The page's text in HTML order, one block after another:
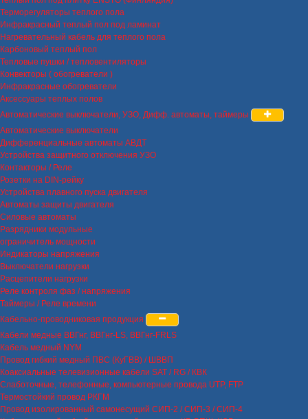
Терморегуляторы теплого пола
Инфракрасный теплый пол под ламинат
Нагревательный кабель для теплого пола
Карбоновый теплый пол
Тепловые пушки / тепловентиляторы
Конвекторы ( обогреватели )
Инфракрасные обогреватели
Аксессуары теплых полов
Автоматические выключатели, УЗО, Дифф. автоматы, таймеры
Автоматические выключатели
Дифференциальные автоматы АВДТ
Устройства защитного отключения УЗО
Контакторы / Реле
Розетки на DIN-рейку
Устройства плавного пуска двигателя
Автоматы защиты двигателя
Силовые автоматы
Разрядники модульные
ограничитель мощности
Индикаторы напряжения
Выключатели нагрузки
Расцепители нагрузки
Реле контроля фаз / напряжения
Таймеры / Реле времени
Кабельно-проводниковая продукция
Кабели медные ВВГнг, ВВГнг-LS, ВВГнг-FRLS
Кабель медный NYM
Провод гибкий медный ПВС (КуГВВ) / ШВВП
Коаксиальные телевизионные кабели SAT / RG / КВК
Слаботочные, телефонные, компьютерные провода UTP, FTP
Термостойкий провод РКГМ
Провод изолированный самонесущий СИП-2 / СИП-3 / СИП-4